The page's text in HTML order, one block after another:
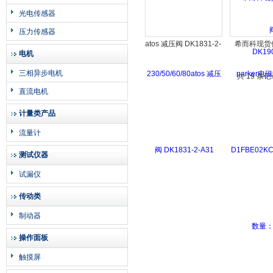
光电传感器
压力传感器
电机
三相异步电机
直流电机
计量类产品
流量计
测试仪器
试漏仪
传动类
制动器
操作面板
触摸屏
atos 减压阀 DK1831-2-
希而科现
共 19 条